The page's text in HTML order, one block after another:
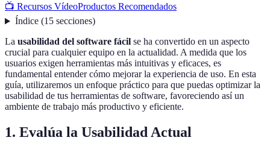
📺 Recursos VídeoProductos Recomendados
Índice(15 secciones)
La usabilidad del software fácil se ha convertido en un aspecto
crucial para cualquier equipo en la actualidad. A medida que los
usuarios exigen herramientas más intuitivas y eficaces, es
fundamental entender cómo mejorar la experiencia de uso. En esta
guía, utilizaremos un enfoque práctico para que puedas optimizar la
usabilidad de tus herramientas de software, favoreciendo así un
ambiente de trabajo más productivo y eficiente.
1. Evalúa la Usabilidad Actual